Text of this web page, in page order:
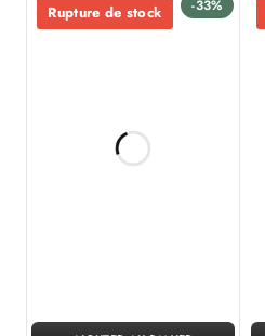
-33%
Rupture de stock